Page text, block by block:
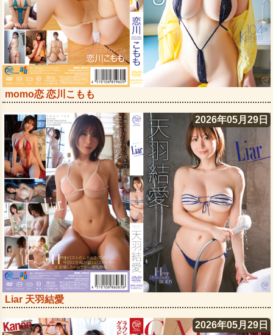
momo恋 恋川こもも
2026年05月29日
Liar 天羽結愛
2026年05月29日